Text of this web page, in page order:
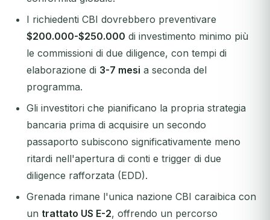
I richiedenti CBI dovrebbero preventivare
$200.000-$250.000 di investimento minimo più
le commissioni di due diligence, con tempi di
elaborazione di 3-7 mesi a seconda del
programma.
Gli investitori che pianificano la propria strategia
bancaria prima di acquisire un secondo
passaporto subiscono significativamente meno
ritardi nell'apertura di conti e trigger di due
diligence rafforzata (EDD).
Grenada rimane l'unica nazione CBI caraibica con
un trattato US E-2, offrendo un percorso